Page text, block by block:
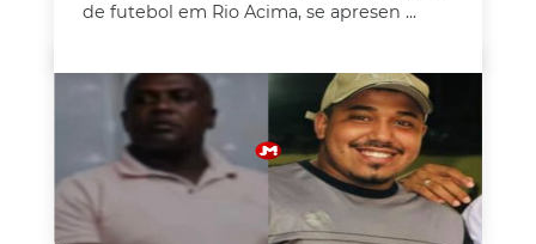
de futebol em Rio Acima, se apresen ...